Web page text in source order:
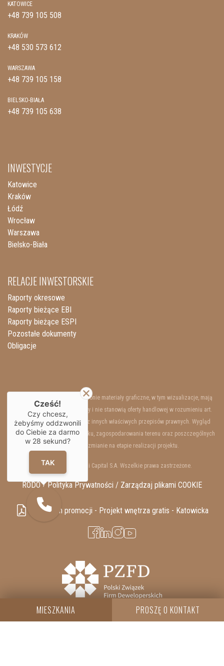
KATOWICE
+48 739 105 508
KRAKÓW
+48 530 573 612
WARSZAWA
+48 739 105 158
BIELSKO-BIAŁA
+48 739 105 638
INWESTYCJE
Katowice
Kraków
Łódź
Wrocław
Warszawa
Bielsko-Biała
RELACJE INWESTORSKIE
Raporty okresowe
Raporty bieżące EBI
Raporty bieżące ESPI
Pozostałe dokumenty
Obligacje
Przedstawione na niniejszej stronie materiały graficzne, w tym wizualizacje, mają
charakter wyłącznie poglądowy i nie stanowią oferty handlowej w rozumieniu art.
66 §1 Kodeksu Cywilnego oraz innych właściwych przepisów prawnych. Wygląd
wewnętrzny i zewnętrzny budynku, zagospodarowania terenu oraz poszczególnych
lokali mogą ulec zmianie na etapie realizacji projektu.
Copyrights © 2025 Resi Capital S.A. Wszelkie prawa zastrzeżone.
RODO / Polityka Prywatności / Zarządzaj plikami COOKIE
Regulamin promocji - Projekt wnętrza gratis - Katowicka
MIESZKANIA PROSZĘ O KONTAKT
Cześć!
Czy chcesz,
żebyśmy oddzwonili
do Ciebie za darmo
w 28 sekund?
TAK